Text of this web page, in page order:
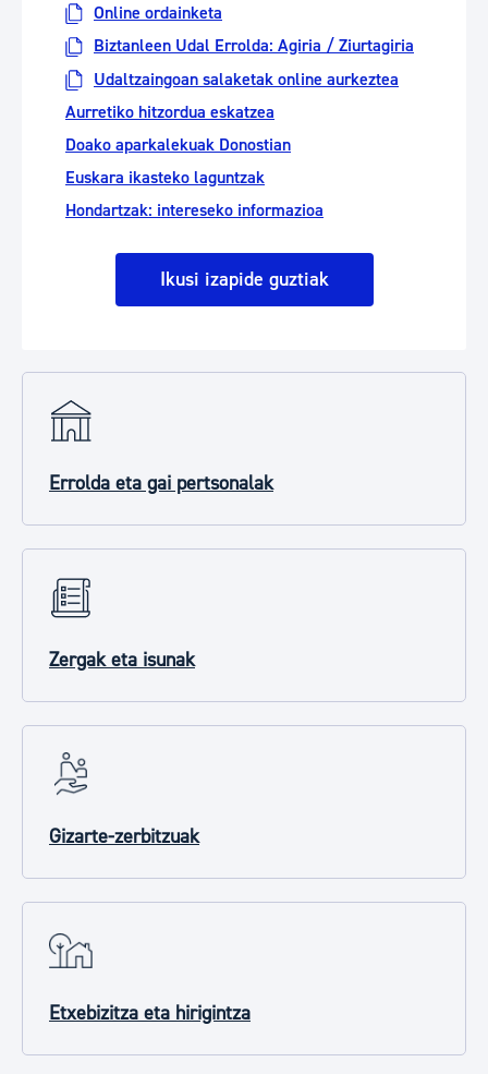
Online ordainketa
Biztanleen Udal Errolda: Agiria / Ziurtagiria
Udaltzaingoan salaketak online aurkeztea
Aurretiko hitzordua eskatzea
Doako aparkalekuak Donostian
Euskara ikasteko laguntzak
Hondartzak: intereseko informazioa
Ikusi izapide guztiak
Errolda eta gai pertsonalak
Zergak eta isunak
Gizarte-zerbitzuak
Etxebizitza eta hirigintza